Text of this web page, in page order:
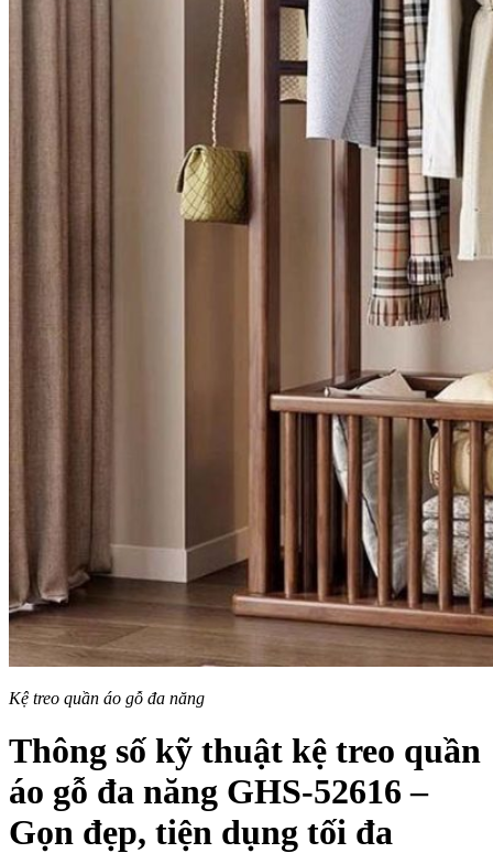
Kệ treo quần áo gỗ đa năng
Thông số kỹ thuật kệ treo quần
áo gỗ đa năng GHS-52616 –
Gọn đẹp, tiện dụng tối đa